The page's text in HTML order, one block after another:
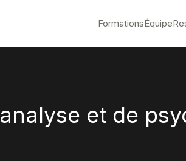
FormationsÉquipe
et de